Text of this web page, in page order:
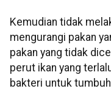
Kemudian tidak
mengurangi pakan
pakan yang tidak
perut ikan yang
bakteri untuk